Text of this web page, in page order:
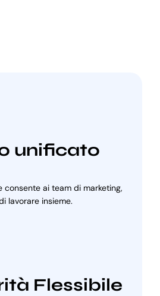
unificato
consente ai team di marketing,
lavorare insieme.
Flessibile